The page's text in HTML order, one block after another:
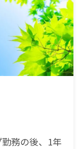
務の後、1年